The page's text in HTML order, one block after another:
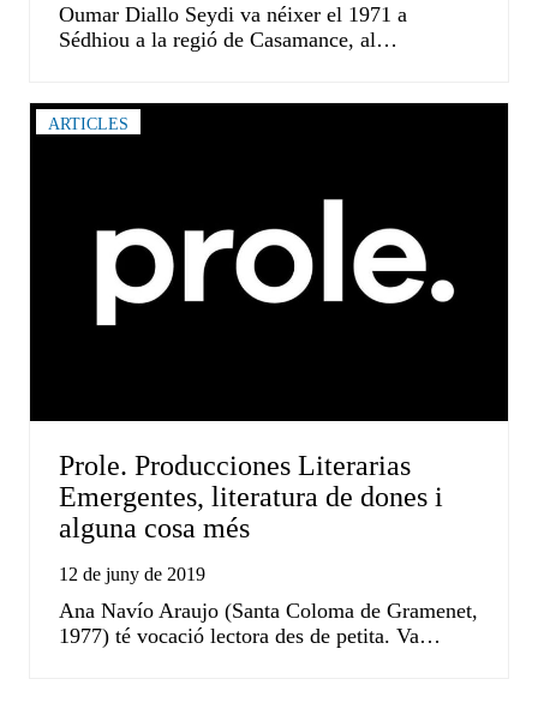
Oumar Diallo Seydi va néixer el 1971 a
Sédhiou a la regió de Casamance, al…
ARTICLES
Prole. Producciones Literarias
Emergentes, literatura de dones i
alguna cosa més
12 de juny de 2019
Ana Navío Araujo (Santa Coloma de Gramenet,
1977) té vocació lectora des de petita. Va…